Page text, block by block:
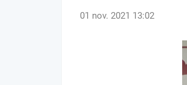
01 nov. 2021 13:02